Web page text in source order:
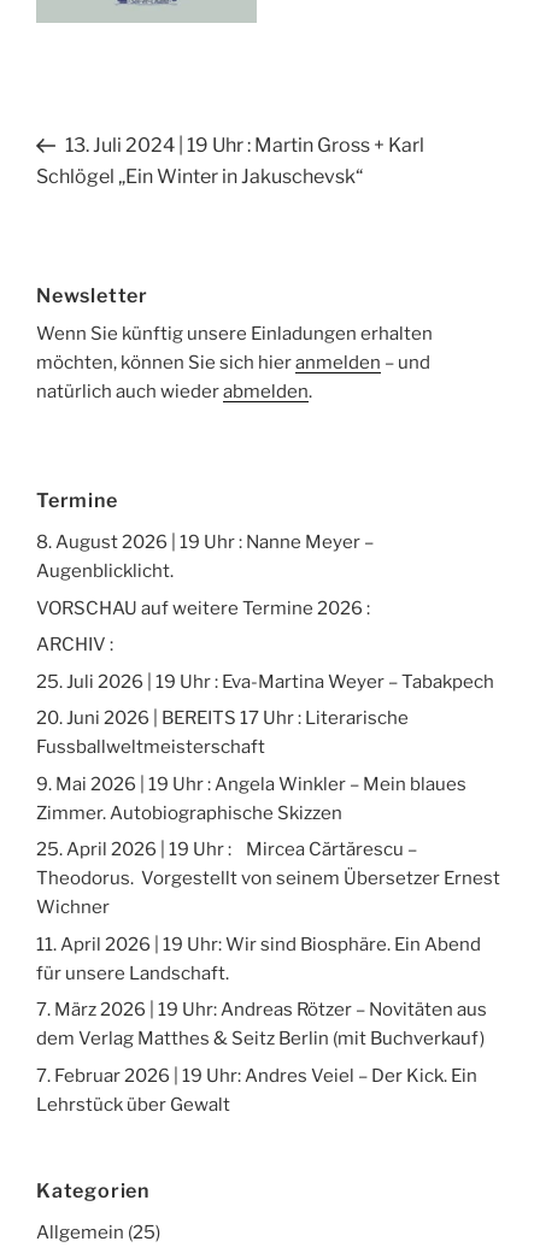
Beitragsnavigation
Vorheriger
Beitrag
13. Juli 2024 | 19 Uhr : Martin Gross + Karl
Schlögel „Ein Winter in Jakuschevsk“
Newsletter
Wenn Sie künftig unsere Einladungen erhalten
möchten, können Sie sich hieranmelden – und
natürlich auch wiederabmelden.
Termine
8. August 2026 | 19 Uhr : Nanne Meyer –
Augenblicklicht.
VORSCHAU auf weitere Termine 2026 :
ARCHIV :
25. Juli 2026 | 19 Uhr : Eva-Martina Weyer – Tabakpech
20. Juni 2026 | BEREITS 17 Uhr : Literarische
Fussballweltmeisterschaft
9. Mai 2026 | 19 Uhr : Angela Winkler – Mein blaues
Zimmer. Autobiographische Skizzen
25. April 2026 | 19 Uhr : Mircea Cărtărescu –
Theodorus. Vorgestellt von seinem Übersetzer Ernest
Wichner
11. April 2026 | 19 Uhr: Wir sind Biosphäre. Ein Abend
für unsere Landschaft.
7. März 2026 | 19 Uhr: Andreas Rötzer – Novitäten aus
dem Verlag Matthes & Seitz Berlin (mit Buchverkauf)
7. Februar 2026 | 19 Uhr: Andres Veiel – Der Kick. Ein
Lehrstück über Gewalt
Kategorien
Allgemein (25)